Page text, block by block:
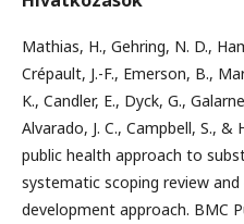
Mathias, H., Gehring, N. D.,
Crépault, J.-F., Emerson, B.,
K., Candler, E., Dyck, G.,
Alvarado, J. C., Campbell, S., &
public health approach to
systematic scoping review
development approach. BMC